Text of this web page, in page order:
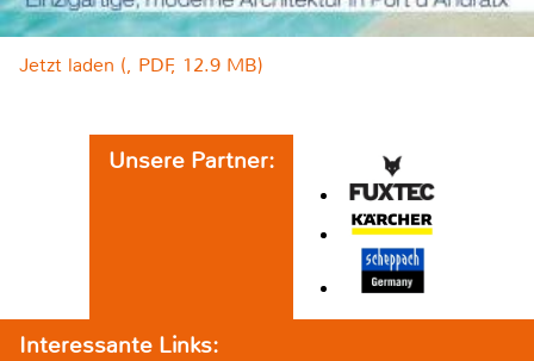
Jetzt laden (, PDF, 12.9 MB)
Unsere Partner:
Interessante Links: